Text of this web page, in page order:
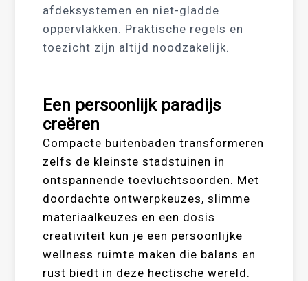
afdeksystemen en niet-gladde
oppervlakken. Praktische regels en
toezicht zijn altijd noodzakelijk.
Een persoonlijk paradijs
creëren
Compacte buitenbaden transformeren
zelfs de kleinste stadstuinen in
ontspannende toevluchtsoorden. Met
doordachte ontwerpkeuzes, slimme
materiaalkeuzes en een dosis
creativiteit kun je een persoonlijke
wellness ruimte maken die balans en
rust biedt in deze hectische wereld.